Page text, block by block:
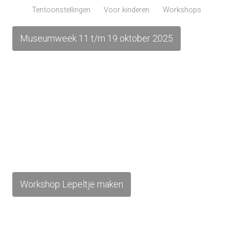
Tentoonstellingen Voor kinderen Workshops
Museumweek 11 t/m 19 oktober 2025
Workshop Lepeltje maken